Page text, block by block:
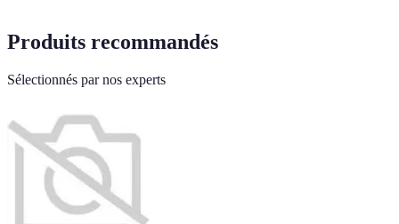
Produits recommandés
Sélectionnés par nos experts